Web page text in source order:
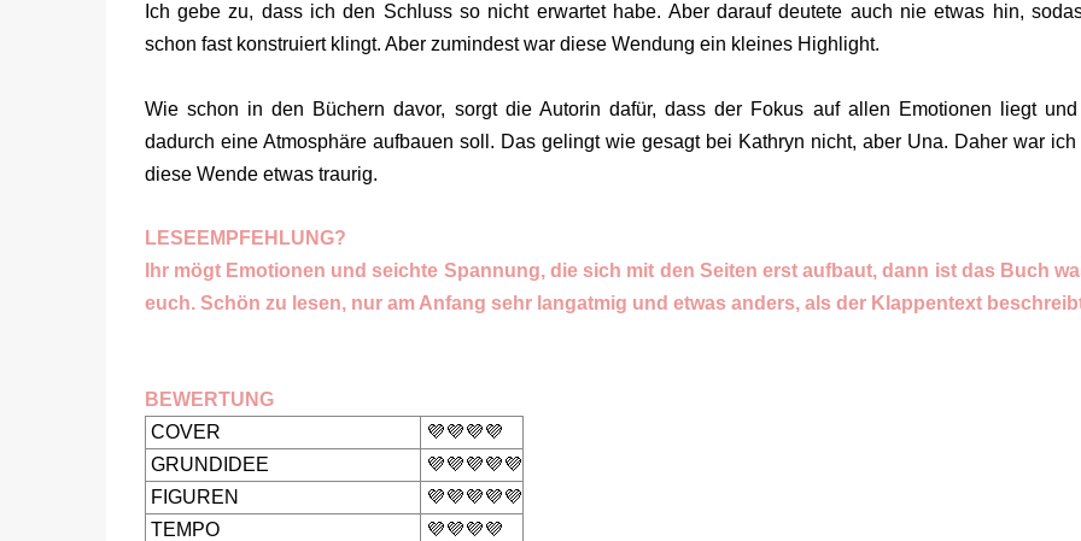
Ich gebe zu, dass ich den Schluss so nicht erwartet habe. Aber darauf deutete auch nie etwas hin,
schon fast konstruiert klingt. Aber zumindest war diese Wendung ein kleines Highlight.
Wie schon in den Büchern davor, sorgt die Autorin dafür, dass der Fokus auf allen Emotionen liegt
dadurch eine Atmosphäre aufbauen soll. Das gelingt wie gesagt bei Kathryn nicht, aber Una. Daher war ich
diese Wende etwas traurig.
LESEEMPFEHLUNG?
Ihr mögt Emotionen und seichte Spannung, die sich mit den Seiten erst aufbaut, dann ist das Buch
euch. Schön zu lesen, nur am Anfang sehr langatmig und etwas anders, als der Klappentext
BEWERTUNG
COVER
💜💜💜💜
GRUNDIDEE
💜💜💜💜💜
FIGUREN
💜💜💜💜💜
TEMPO
💜💜💜💜